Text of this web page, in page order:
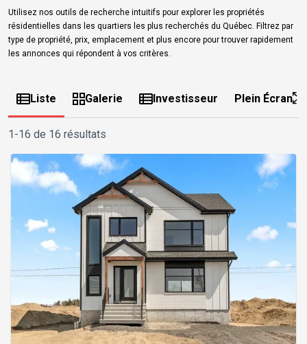
Utilisez nos outils de recherche intuitifs pour explorer les propriétés
résidentielles dans les quartiers les plus recherchés du Québec. Filtrez par
type de propriété, prix, emplacement et plus encore pour trouver rapidement
les annonces qui répondent à vos critères.
Liste Galerie Investisseur Plein Écran
1-16 de 16 résultats